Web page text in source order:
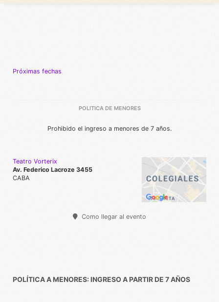
Próximas fechas
POLITICA DE MENORES
Prohibido el ingreso a menores de 7 años.
Teatro Vorterix
Av. Federico Lacroze 3455
CABA
Como llegar al evento
POLÍTICA A MENORES: INGRESO A PARTIR DE 7 AÑOS